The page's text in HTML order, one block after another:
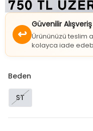
↩
Güvenilir Alışveriş
Ürününüzü teslim
kolayca iade
Beden
ST